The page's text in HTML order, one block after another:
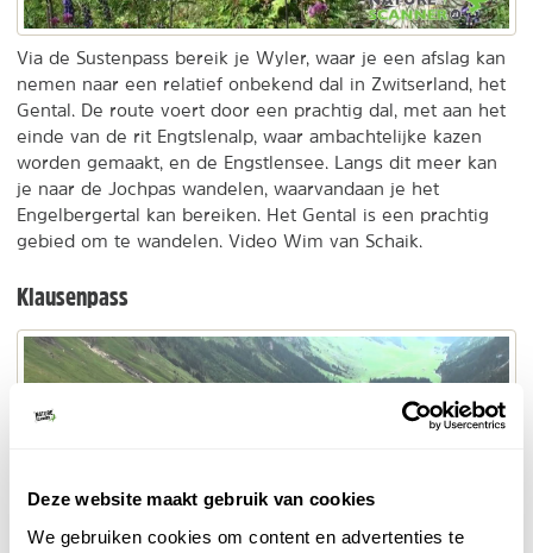
Deze website maakt gebruik van cookies
We gebruiken cookies om content en advertenties te
Via de Sustenpass bereik je Wyler, waar je een afslag kan
nemen naar een relatief onbekend dal in Zwitserland, het
Gental. De route voert door een prachtig dal, met aan het
einde van de rit Engtslenalp, waar ambachtelijke kazen
worden gemaakt, en de Engstlensee. Langs dit meer kan
je naar de Jochpas wandelen, waarvandaan je het
Engelbergertal kan bereiken. Het Gental is een prachtig
gebied om te wandelen. Video Wim van Schaik.
Klausenpass
inladen
afspelen